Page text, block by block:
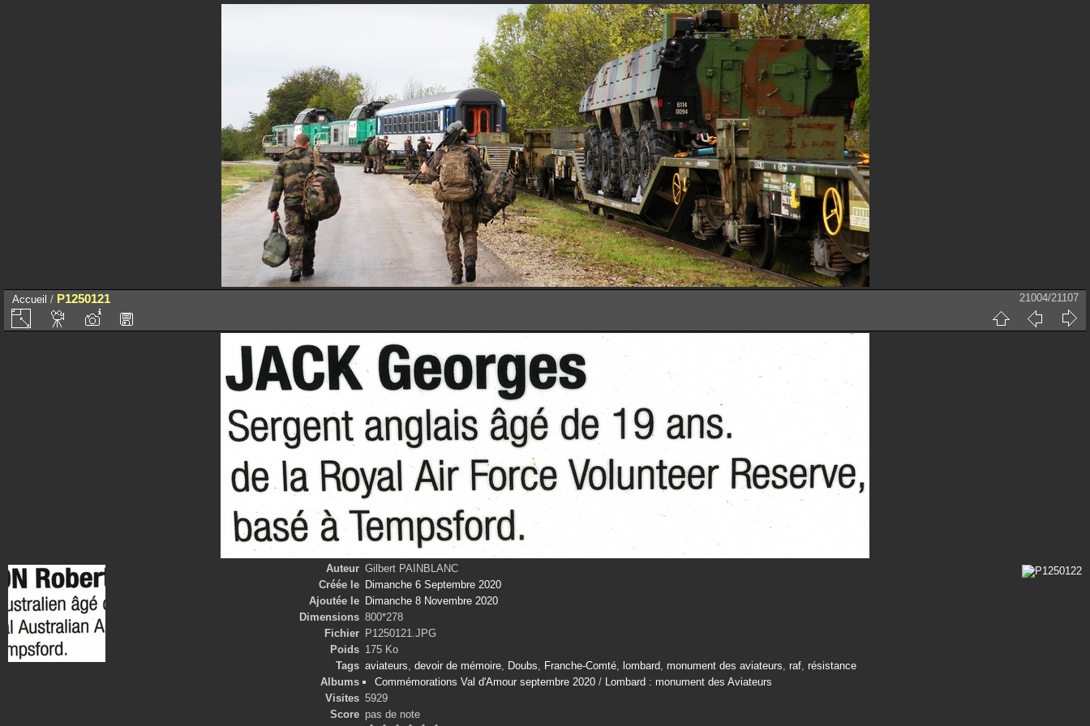
Accueil / P1250121 21004/21107
Auteur Gilbert PAINBLANC
Créée le Dimanche 6 Septembre 2020
Ajoutée le Dimanche 8 Novembre 2020
Dimensions 800*278
Fichier P1250121.JPG
Poids 175 Ko
Tags aviateurs, devoir de mémoire, Doubs, Franche-Comté, lombard, monument des aviateurs, raf, résistance
Albums
Commémorations Val d'Amour septembre 2020 / Lombard : monument des Aviateurs
Visites 5929
Score pas de note